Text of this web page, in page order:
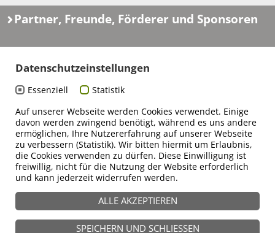
Partner, Freunde, Förderer und Sponsoren
Datenschutzeinstellungen
Essenziell
Statistik
Auf unserer Webseite werden Cookies verwendet. Einige
davon werden zwingend benötigt, während es uns andere
ermöglichen, Ihre Nutzererfahrung auf unserer Webseite
zu verbessern (Statistik). Wir bitten hiermit um Erlaubnis,
die Cookies verwenden zu dürfen. Diese Einwilligung ist
freiwillig, nicht für die Nutzung der Website erforderlich
und kann jederzeit widerrufen werden.
ALLE AKZEPTIEREN
SPEICHERN UND SCHLIESSEN